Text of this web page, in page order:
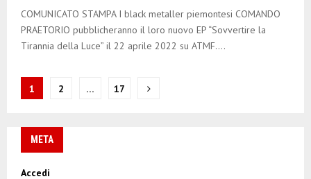
COMUNICATO STAMPA I black metaller piemontesi COMANDO
PRAETORIO pubblicheranno il loro nuovo EP “Sovvertire la
Tirannia della Luce” il 22 aprile 2022 su ATMF....
N
i
1 2 … 17
META
Accedi